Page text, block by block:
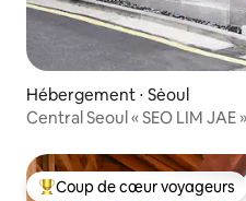
Hébergement ⋅ Sėoul
Central Seoul « SEO LIM
Coups de cœur voyageurs
Coup de cœur voyageurs